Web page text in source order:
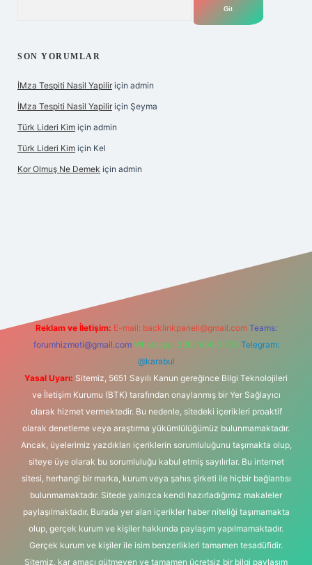
SON YORUMLAR
İMza Tespiti Nasil Yapilir için admin
İMza Tespiti Nasil Yapilir için Şeyma
Türk Lideri Kim için admin
Türk Lideri Kim için Kel
Kor Olmuş Ne Demek için admin
Reklam ve İletişim: E-mail: backlinkpaneli@gmail.com Teams:
forumhizmeti@gmail.com Whatsapp: 0262 606 0 726 Telegram:
@karabul
Yasal Uyarı: Sitemiz, 5651 Sayılı Kanun gereğince Bilgi Teknolojileri
ve İletişim Kurumu (BTK) tarafından onaylanmış bir Yer Sağlayıcı
olarak hizmet vermektedir. Bu nedenle, sitedeki içerikleri proaktif
olarak denetleme veya araştırma yükümlülüğümüz bulunmamaktadır.
Ancak, üyelerimiz yazdıkları içeriklerin sorumluluğunu taşımakta olup,
siteye üye olarak bu sorumluluğu kabul etmiş sayılırlar. Bu internet
sitesi, herhangi bir marka, kurum veya şahıs şirketi ile hiçbir bağlantısı
bulunmamaktadır. Sitede yalnızca kendi hazırladığımız makaleler
paylaşılmaktadır. Burada yer alan içerikler haber niteliği taşımamakta
olup, gerçek kurum ve kişiler hakkında paylaşım yapılmamaktadır.
Gerçek kurum ve kişiler ile isim benzerlikleri tamamen tesadüfidir.
Sitemiz, kar amacı gütmeyen ve tamamen ücretsiz bir bilgi paylaşım